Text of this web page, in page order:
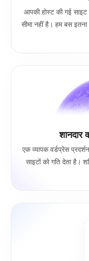
आपकी होस्ट की गई साइट
सीमा नहीं है। हम बस
शानदार
एक व्यापक वर्डप्रेस
साइटों को गति देता है।